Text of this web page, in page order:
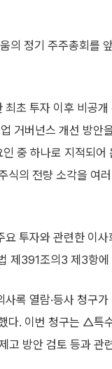
의 정기 주주총회를
초 투자 이후 비공
거버넌스 개선 방안
중 하나로 지적되어
식의 전량 소각을 여
투자와 관련한 이
제391조의3 제3항
록 열람·등사 청구
다. 이번 청구는 △
방안 검토 등과 관